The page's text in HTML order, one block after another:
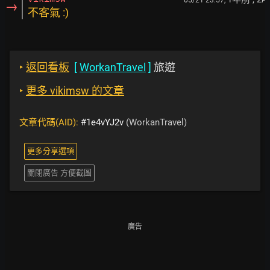
→ 不客氣 :)
‣ 返回看板 [WorkanTravel ] 旅遊
‣ 更多 vikimsw 的文章
文章代碼(AID): #1e4vYJ2v (WorkanTravel)
更多分享選項
關閉廣告 方便截圖
廣告